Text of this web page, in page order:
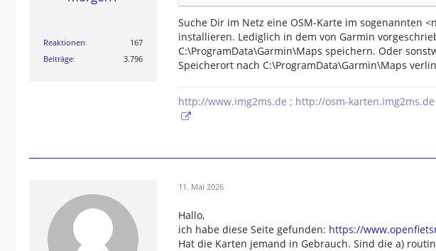
Reaktionen
167
Beiträge
3.796
Suche Dir im Netz eine OSM-Karte im sogenannten
installieren. Lediglich in dem von Garmin
C:\ProgramData\Garmin\Maps speichern. Oder
Speicherort nach C:\ProgramData\Garmin\Maps
http://www.img2ms.de ; http://osm-karten.img2ms.de
11. Mai 2026
Hallo,
ich habe diese Seite gefunden: https://
Hat die Karten jemand in Gebrauch. Sind die a)